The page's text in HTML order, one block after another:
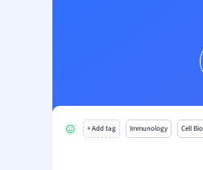
+ Add tag Immunology Cell